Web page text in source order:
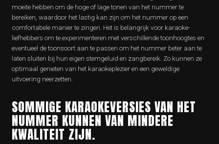
moeite hebben om de hoge of lage tonen van het nummer te
bereiken, waardoor het lastig kan zijn om het nummer op een
comfortabele manier te zingen. Het is belangrijk voor karaoke-
liefhebbers om te experimenteren met verschillende toonhoogtes en
eventueel de toonsoort aan te passen om het nummer beter aan te
laten sluiten bij hun eigen stemgeluid en zangbereik. Zo kunnen ze
optimaal genieten van het karaokeplezier en een geweldige
uitvoering neerzetten.
SOMMIGE KARAOKEVERSIES VAN HET
NUMMER KUNNEN VAN MINDERE
KWALITEIT ZIJN.